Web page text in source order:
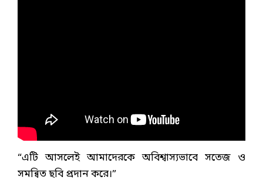
“এটি আসলেই আমাদেরকে অবিশ্বাস্যভাবে সতেজ ও
সমন্বিত ছবি প্রদান করে।”